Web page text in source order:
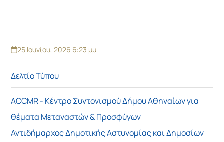
25 Ιουνίου, 2026 6:23 μμ
Δελτίο Τύπου
ACCMR - Κέντρο Συντονισμού Δήμου Αθηναίων για
θέματα Μεταναστών & Προσφύγων
Αντιδήμαρχος Δημοτικής Αστυνομίας και Δημοσίων